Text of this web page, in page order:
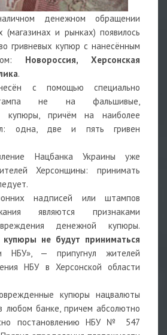
денежном обращении
(магазинах и рынках) появилось
гривневых купюр с нанесённым
Новороссия, Херсонская
.
с помощью специально
не на фальшивые,
причём на наиболее
одна, две и пять гривен
Нацбанка Украины уже
Херсонщины: принимать
надписей или штампов
являются признаками
денежной купюры.
не будут приниматься
НБУ», — припугнул жителей
НБУ в Херсонской области
купюры нацвалюты
любом банке, причем абсолютно
постановлению НБУ № 547